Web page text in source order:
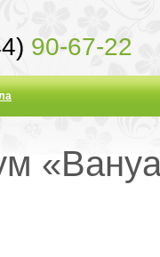
90-67-22